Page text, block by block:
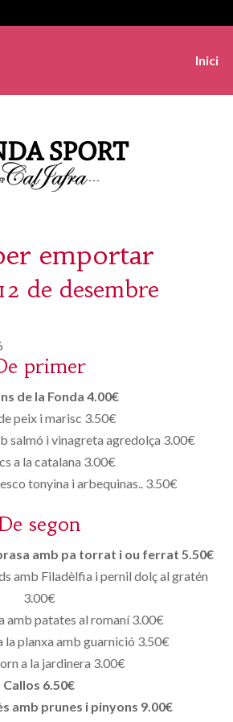
Inici
emportar
de desembre
primer
de la Fonda 4.00€
peix i marisc 3.50€
salmó i vinagreta agredolça 3.00€
a la catalana 3.00€
tonyina i arbequinas.. 3.50€
segon
amb pa torrat i ou ferrat 5.50€
amb Filadèlfia i pernil dolç al gratén
3.00€
amb patates al romaní 3.00€
la planxa amb guarnició 3.50€
a la jardinera 3.00€
Callos 6.50€
amb prunes i pinyons 9.00€